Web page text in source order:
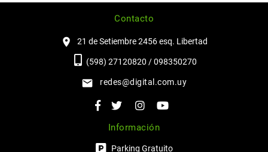
Contacto
21 de Setiembre 2456 esq. Libertad
(598) 27120820 / 098350270
redes@digital.com.uy
Información
Parking Gratuito